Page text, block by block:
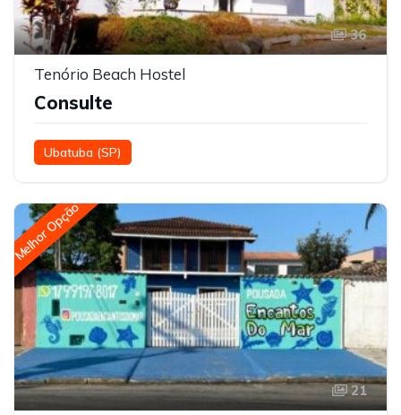
36
Tenório Beach Hostel
Consulte
Ubatuba (SP)
Melhor Opção
21